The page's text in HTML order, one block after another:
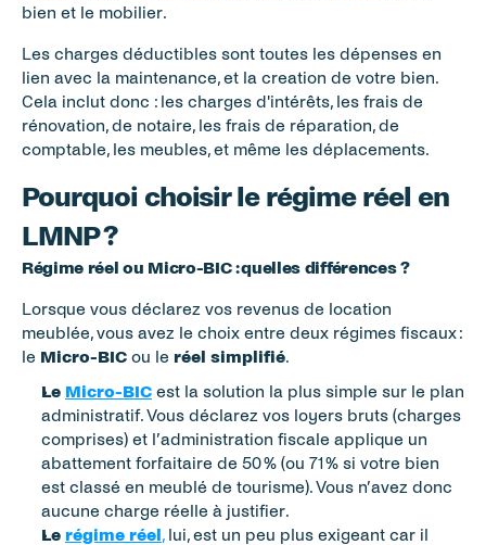
bien et le mobilier.
Les charges déductibles sont toutes les dépenses en
lien avec la maintenance, et la creation de votre bien.
Cela inclut donc : les charges d'intérêts, les frais de
rénovation, de notaire, les frais de réparation, de
comptable, les meubles, et même les déplacements.
Pourquoi choisir le régime réel en
LMNP ?
Régime réel ou Micro-BIC : quelles différences ?
Lorsque vous déclarez vos revenus de location
meublée, vous avez le choix entre deux régimes fiscaux :
le Micro-BIC ou le réel simplifié.
Le Micro-BIC est la solution la plus simple sur le plan
administratif. Vous déclarez vos loyers bruts (charges
comprises) et l’administration fiscale applique un
abattement forfaitaire de 50 % (ou 71 % si votre bien
est classé en meublé de tourisme). Vous n’avez donc
aucune charge réelle à justifier.
Le régime réel, lui, est un peu plus exigeant car il